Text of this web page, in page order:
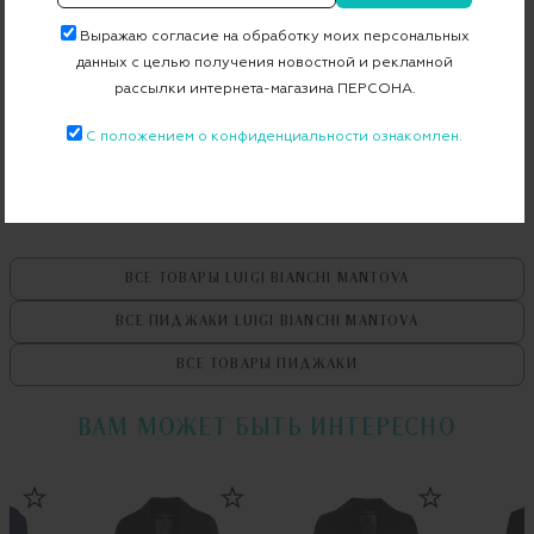
Бесплатная примерка в пункте выдачи
Примерка при доставке торговым представителем
ВСЕ ТОВАРЫ LUIGI BIANCHI MANTOVA
ВСЕ ПИДЖАКИ LUIGI BIANCHI MANTOVA
ВСЕ ТОВАРЫ ПИДЖАКИ
ВАМ МОЖЕТ БЫТЬ ИНТЕРЕСНО
Выражаю согласие на обработку моих персональных
данных с целью получения новостной и рекламной
рассылки интернета-магазина ПЕРСОНА.
С положением о конфиденциальности ознакомлен.